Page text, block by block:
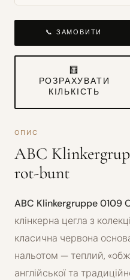
📞 ЗАМОВИТИ
🧮
РОЗРАХУВАТИ
КІЛЬКІСТЬ
ОПИС
ABC
rot-bunt
ABC Klinkergruppe 0109
клінкерна цегла з
класична червона
нальотом — теплий,
англійської та